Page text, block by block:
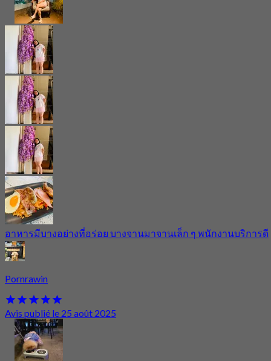
อาหารมีบางอย่างที่อร่อย บางจานมาจานเล็ก ๆ พนักงานบริการดี
Pornrawin
Avis publié le 25 août 2025